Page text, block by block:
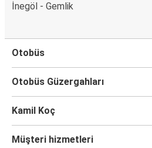
İnegöl - Gemlik
Otobüs
Otobüs Güzergahları
Kamil Koç
Müşteri hizmetleri